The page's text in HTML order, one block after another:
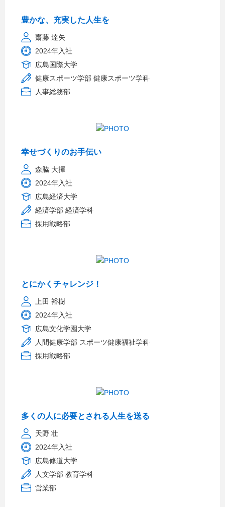
豊かな、充実した人生を
齋藤 達矢
2024年入社
広島国際大学
健康スポーツ学部 健康スポーツ学科
人事総務部
幸せづくりのお手伝い
森脇 大揮
2024年入社
広島経済大学
経済学部 経済学科
採用戦略部
とにかくチャレンジ！
上田 裕樹
2024年入社
広島文化学園大学
人間健康学部 スポーツ健康福祉学科
採用戦略部
多くの人に必要とされる人生を送る
天野 壮
2024年入社
広島修道大学
人文学部 教育学科
営業部